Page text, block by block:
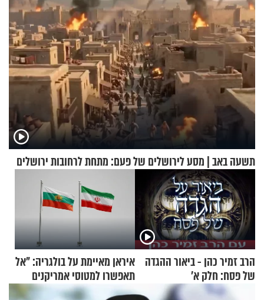
תשעה באב | מסע לירושלים של פעם: מתחת לרחובות ירושלים
הרב זמיר כהן - ביאור ההגדה
של פסח: חלק א’
איראן מאיימת על בולגריה: "אל
תאפשרו למטוסי אמריקנים
להמריא מהשטח שלכם"